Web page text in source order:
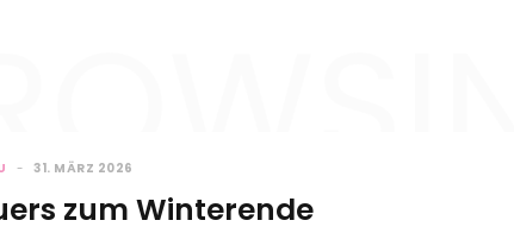
31. MÄRZ 2026
zum Winterende